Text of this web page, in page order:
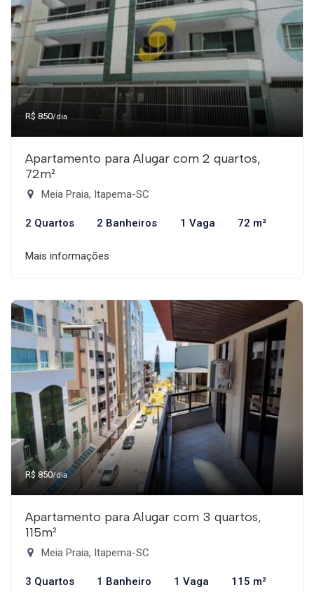
R$ 850/dia
Apartamento para Alugar com 2 quartos,
72m²
Meia Praia, Itapema-SC
2 Quartos 2 Banheiros 1 Vaga 72 m²
Mais informações
R$ 850/dia
Apartamento para Alugar com 3 quartos,
115m²
Meia Praia, Itapema-SC
3 Quartos 1 Banheiro 1 Vaga 115 m²